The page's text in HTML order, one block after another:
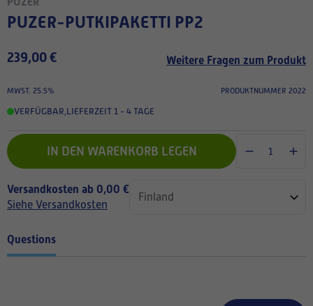
PUZER-PUTKIPAKETTI PP2
239,00 € Weitere Fragen zum Produkt
MWST. 25.5% PRODUKTNUMMER 2022
VERFÜGBAR,LIEFERZEIT 1 - 4 TAGE
IN DEN WARENKORB LEGEN
Versandkosten ab 0,00 €
Siehe Versandkosten
Questions